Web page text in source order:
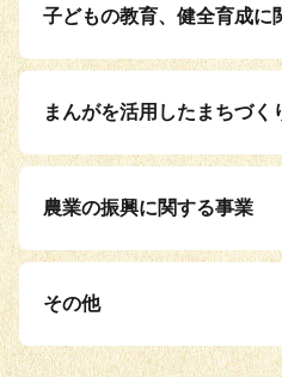
子どもの教育、健全育成に
まんがを活用したまちづく
農業の振興に関する事業
その他